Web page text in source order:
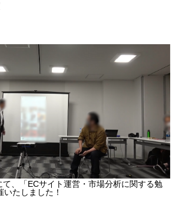
、「ECサイト運営・市場分析に関する勉
たしました！